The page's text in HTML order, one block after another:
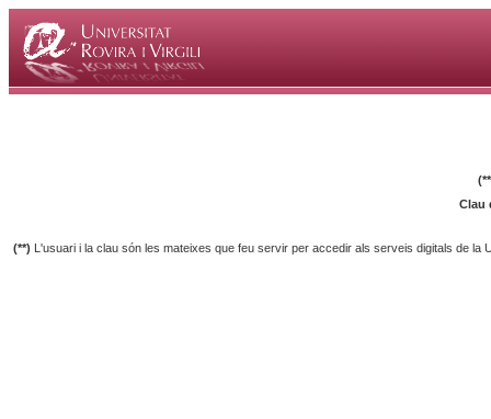
Clau
(**) L'usuari i la clau són les mateixes que feu servir per accedir als serveis digitals de